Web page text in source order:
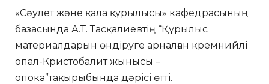
«Сәулет және қала құрылысы» кафедрасының
базасында А.Т. Тасқалиевтің “Құрылыс
материалдарын өндіруге арналған кремнийлі
опал-Кристобалит жынысы –
опока”тақырыбында дәрісі өтті.